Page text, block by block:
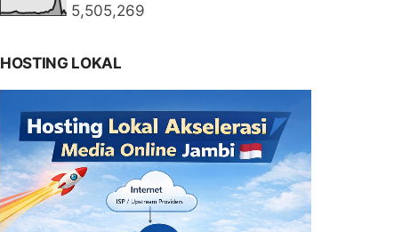
5,505,269
HOSTING LOKAL